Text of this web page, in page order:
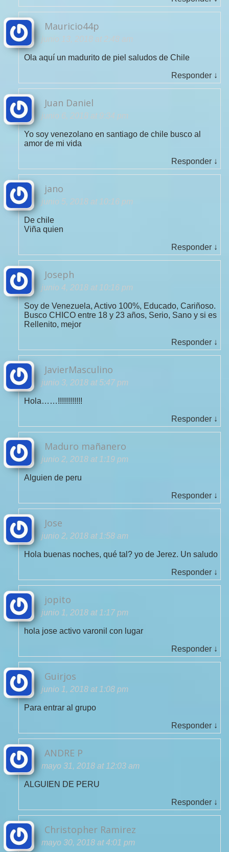
Mauricio44p
junio 13, 2018 at 2:48 am
Ola aquí un madurito de piel saludos de Chile
Responder ↓
Juan Daniel
junio 6, 2018 at 9:34 pm
Yo soy venezolano en santiago de chile busco al
amor de mi vida
Responder ↓
jano
junio 5, 2018 at 10:16 pm
De chile
Viña quien
Responder ↓
Joseph
junio 4, 2018 at 10:16 pm
Soy de Venezuela, Activo 100%, Educado, Cariñoso.
Busco CHICO entre 18 y 23 años, Serio, Sano y si es
Rellenito, mejor
Responder ↓
JavierMasculino
junio 3, 2018 at 5:47 pm
Hola……!!!!!!!!!!!!
Responder ↓
Maduro mañanero
junio 2, 2018 at 1:19 pm
Alguien de peru
Responder ↓
Jose
junio 2, 2018 at 1:58 am
Hola buenas noches, qué tal? yo de Jerez. Un saludo
Responder ↓
jopito
junio 1, 2018 at 1:17 pm
hola jose activo varonil con lugar
Responder ↓
Guirjos
junio 1, 2018 at 1:08 pm
Para entrar al grupo
Responder ↓
ANDRE P
mayo 31, 2018 at 12:03 am
ALGUIEN DE PERU
Responder ↓
Christopher Ramirez
mayo 30, 2018 at 4:01 pm